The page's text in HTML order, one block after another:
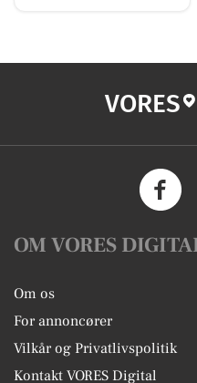
VORES
OM VORES
Om os
For annoncører
Vilkår og Privatlivspolitik
Kontakt VORES Digital